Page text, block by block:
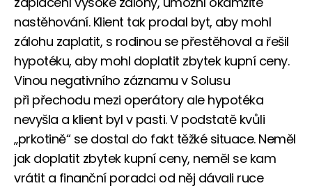
nastěhování. Klient tak prodal byt, aby mohl
zálohu zaplatit, s rodinou se přestěhoval a řešil
hypotéku, aby mohl doplatit zbytek kupní ceny.
Vinou negativního záznamu v Solusu
při přechodu mezi operátory ale hypotéka
nevyšla a klient byl v pasti. V podstatě kvůli
„prkotině“ se dostal do fakt těžké situace. Neměl
jak doplatit zbytek kupní ceny, neměl se kam
vrátit a finanční poradci od něj dávali ruce